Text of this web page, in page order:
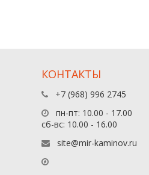
КОНТАКТЫ
+7 (968) 996 2745
пн-пт: 10.00 - 17.00
сб-вс: 10.00 - 16.00
site@mir-kaminov.ru